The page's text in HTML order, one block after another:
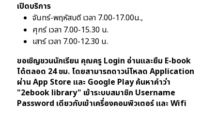
เปิดบริการ
จันทร์-พฤหัสบดี เวลา 7.00-17.00น.,
ศุกร์ เวลา 7.00-15.30 น.
เสาร์ เวลา 7.00-12.30 น.
ขอเชิญชวนนักเรียน คุณครู Login อ่านและยืม E-book
ได้ตลอด 24 ชม. โดยสามารถดาวน์โหลด Application
ผ่าน App Store และ Google Play ค้นหาคำว่า
"2ebook library" เข้าระบบสมาชิก Username
Password เดียวกับเข้าเครื่องคอมพิวเตอร์ และ Wifi